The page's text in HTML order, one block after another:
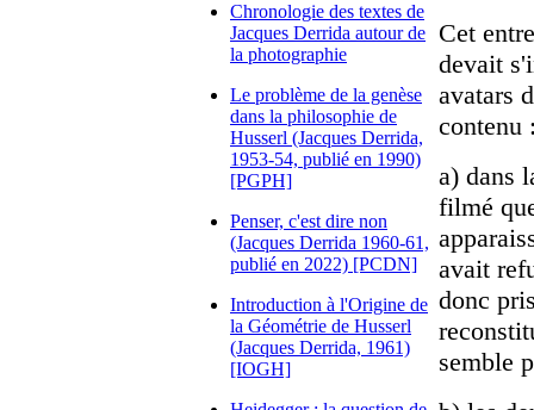
Chronologie des textes de
Jacques Derrida autour de
la photographie
Le problème de la genèse
dans la philosophie de
Husserl (Jacques Derrida,
1953-54, publié en 1990)
[PGPH]
Penser, c'est dire non
(Jacques Derrida 1960-61,
publié en 2022) [PCDN]
Introduction à l'Origine de
la Géométrie de Husserl
(Jacques Derrida, 1961)
[IOGH]
Cet
devait
avatars
contenu
a) dans
filmé
avait
donc
semble